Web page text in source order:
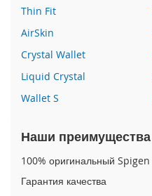
P
h
o
n
1
6
P
o
a
Thin Fit
AirSkin
Crystal Wallet
Liquid Crystal
Wallet S
Наши преимущества
100% оригинальный Spigen
Гарантия качества